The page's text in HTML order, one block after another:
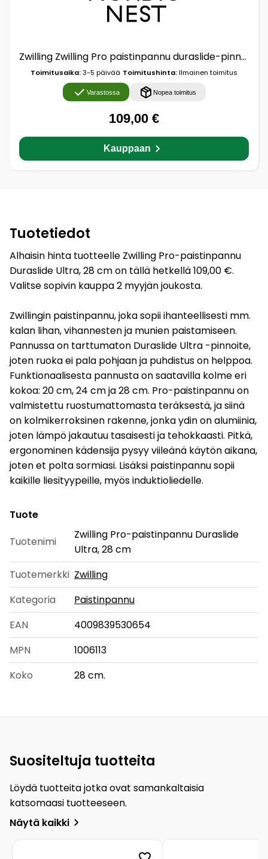
Zwilling Zwilling Pro paistinpannu duraslide-pinnoite Ø28 cm
Toimitusaika:3-5 päivää Toimitushinta:Ilmainen toimitus
Varastossa Nopea toimitus
109,00 €
Kauppaan
Tuotetiedot
Alhaisin hinta tuotteelle Zwilling Pro-paistinpannu
Duraslide Ultra, 28 cm on tällä hetkellä 109,00 €.
Valitse sopivin kauppa 2 myyjän joukosta.
Zwillingin paistinpannu, joka sopii ihanteellisesti mm.
kalan lihan, vihannesten ja munien paistamiseen.
Pannussa on tarttumaton Duraslide Ultra -pinnoite,
joten ruoka ei pala pohjaan ja puhdistus on helppoa.
Funktionaalisesta pannusta on saatavilla kolme eri
kokoa: 20 cm, 24 cm ja 28 cm. Pro-paistinpannu on
valmistettu ruostumattomasta teräksestä, ja siinä
on kolmikerroksinen rakenne, jonka ydin on alumiinia,
joten lämpö jakautuu tasaisesti ja tehokkaasti. Pitkä,
ergonominen kädensija pysyy viileänä käytön aikana,
joten et polta sormiasi. Lisäksi paistinpannu sopii
kaikille liesityypeille, myös induktioliedelle.
Tuote
Tuotenimi
Zwilling Pro-paistinpannu Duraslide
Ultra, 28 cm
Tuotemerkki Zwilling
Kategoria
Paistinpannu
EAN
4009839530654
MPN
1006113
Koko
28 cm.
Suositeltuja tuotteita
Löydä tuotteita jotka ovat samankaltaisia
katsomaasi tuotteeseen.
Näytä kaikki